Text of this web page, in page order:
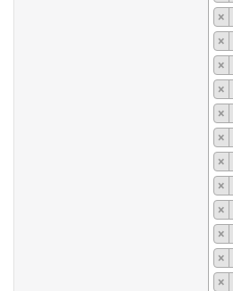
×
×
×
×
×
×
×
×
×
×
×
×